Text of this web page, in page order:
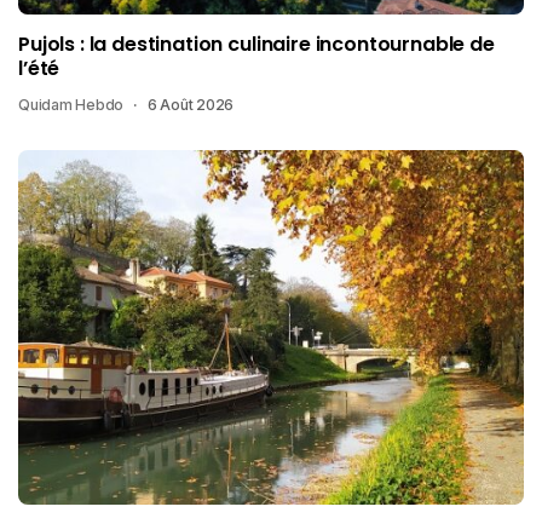
Pujols : la destination culinaire incontournable de
l’été
Quidam Hebdo 6 Août 2026